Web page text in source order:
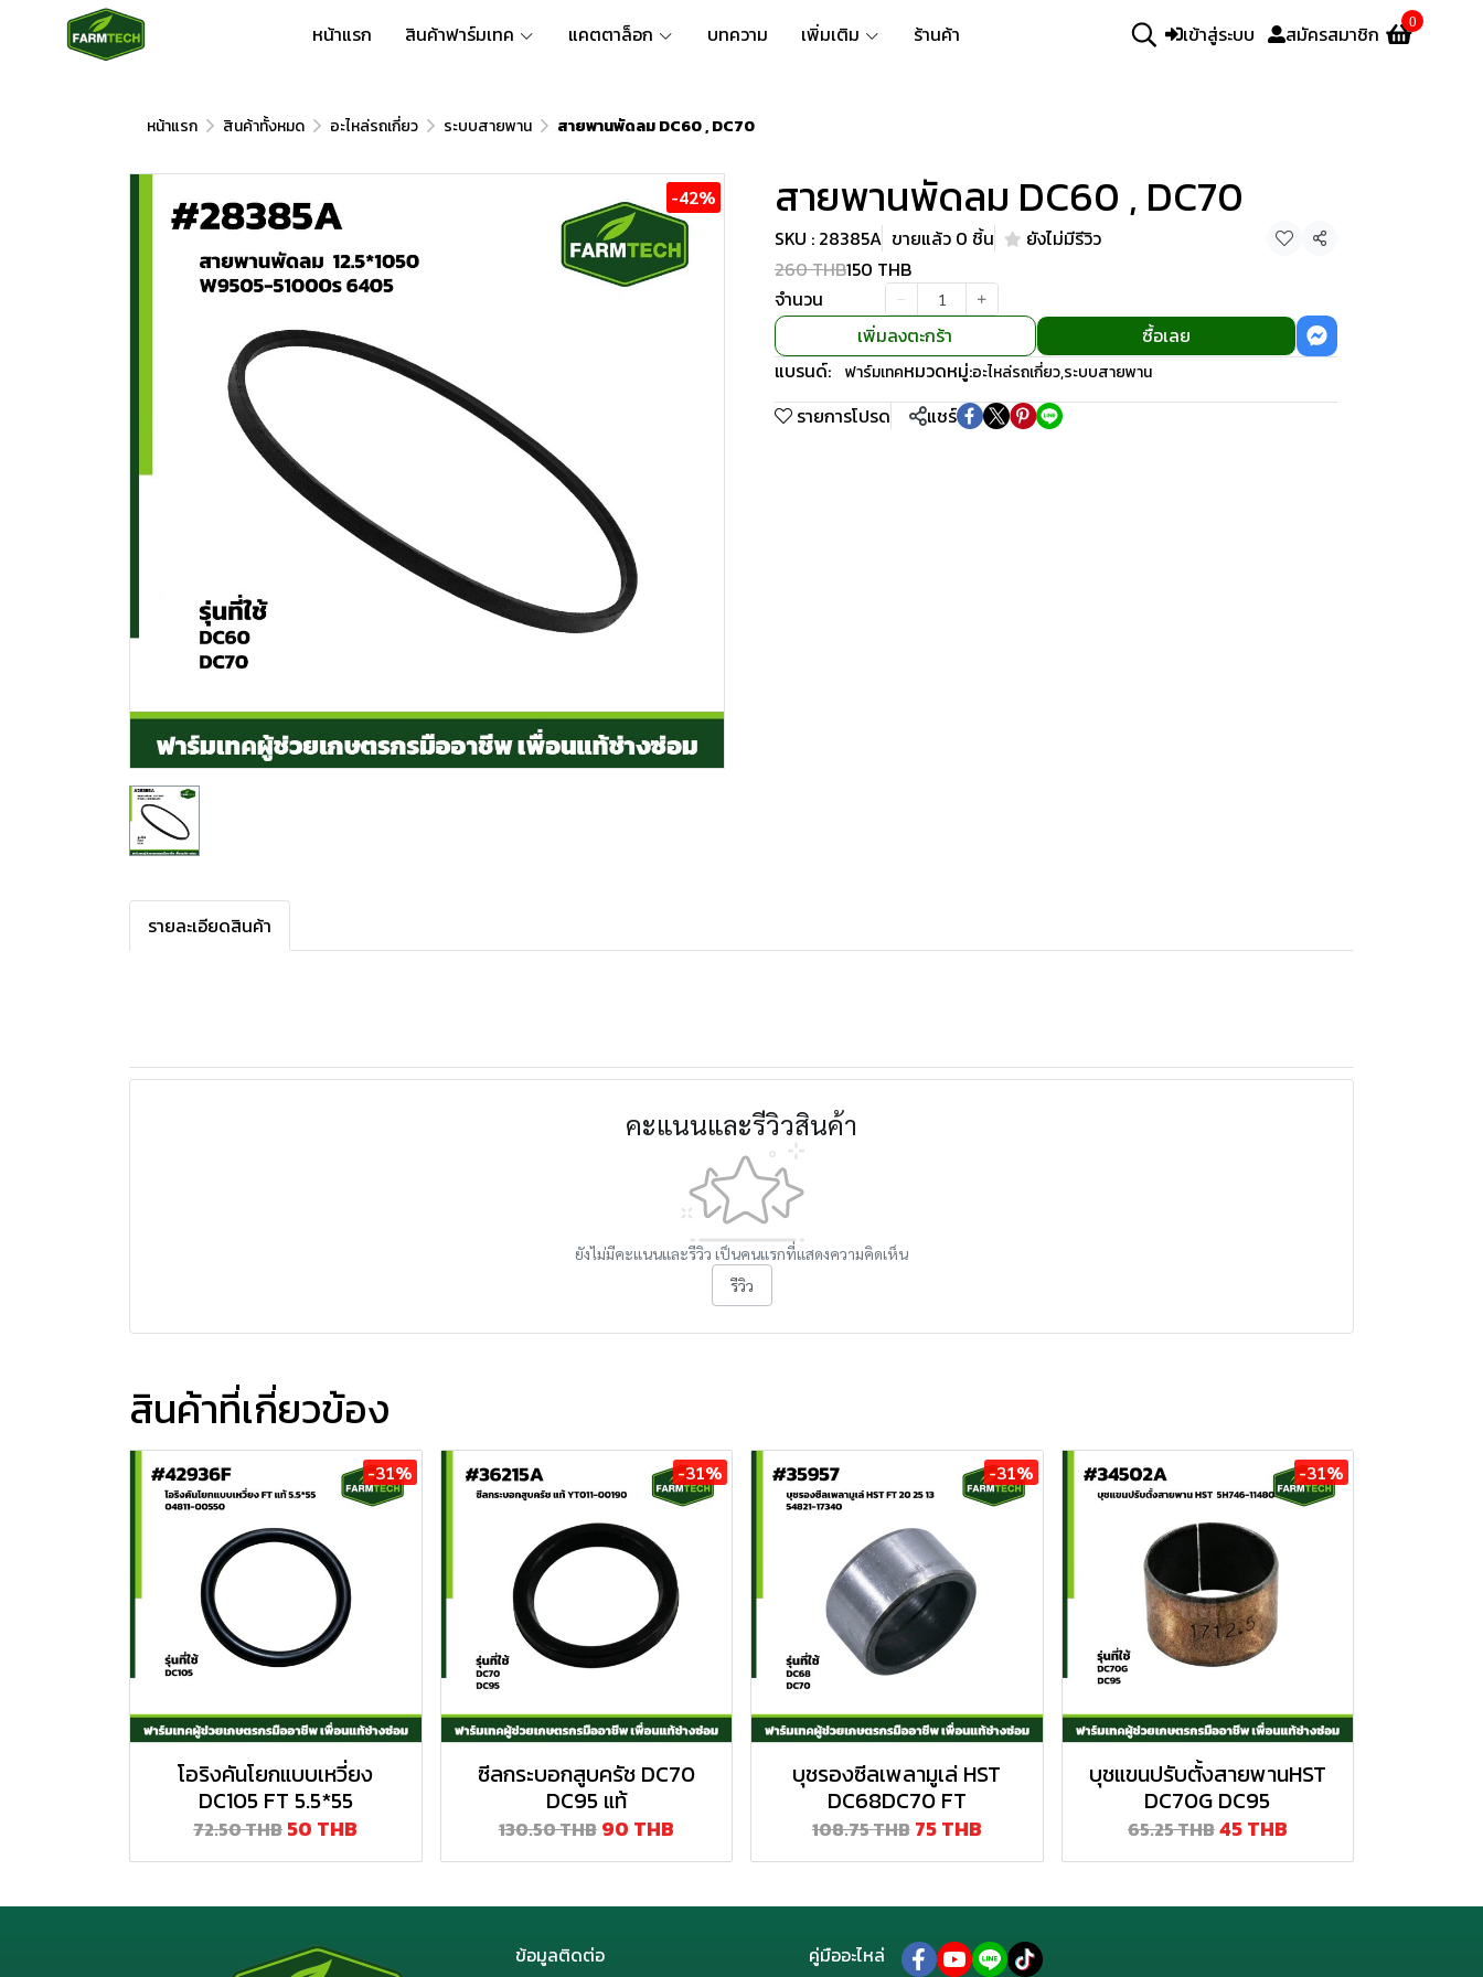
หน้าแรก สินค้าฟาร์มเทค แคตตาล็อก บทความ เพิ่มเติม ร้านค้า เข้าสู่ระบบ สมัครสมาชิก 0
หน้าแรก สินค้าทั้งหมด อะไหล่รถเกี่ยว ระบบสายพาน สายพานพัดลม DC60 , DC70
-42% สายพานพัดลม DC60 , DC70
SKU : 28385A ขายแล้ว 0 ชิ้น ยังไม่มีรีวิว
แชร์
260 THB150 THB
จำนวน
เพิ่มลงตะกร้า
ซื้อเลย
แบรนด์:
ฟาร์มเทคหมวดหมู่:อะไหล่รถเกี่ยว,ระบบสายพาน
รายการโปรด แชร์
รายละเอียดสินค้า
คะแนนและรีวิวสินค้า
ยังไม่มีคะแนนและรีวิว เป็นคนแรกที่แสดงความคิดเห็น
รีวิว
สินค้าที่เกี่ยวข้อง
-31%
โอริงคันโยกแบบเหวี่ยง
DC105 FT 5.5*55
72.50 THB50 THB
-31%
ซีลกระบอกสูบครัช DC70
DC95 แท้
130.50 THB 90 THB
-31%
บุชรองซีลเพลามูเล่ HST
DC68DC70 FT
108.75 THB 75 THB
-31%
บุชแขนปรับตั้งสายพานHST
DC70G DC95
65.25 THB45 THB
ข้อมูลติดต่อ คู่มืออะไหล่